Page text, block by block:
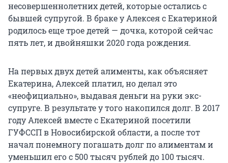
несовершеннолетних детей, которые остались с
бывшей супругой. В браке у Алексея с Екатериной
родилось еще трое детей — дочка, которой сейчас
пять лет, и двойняшки 2020 года рождения.
На первых двух детей алименты, как объясняет
Екатерина, Алексей платил, но делал это
«неофициально», выдавая деньги на руки экс-
супруге. В результате у того накопился долг. В 2017
году Алексей вместе с Екатериной посетили
ГУФССП в Новосибирской области, а после тот
начал понемногу погашать долг по алиментам и
уменьшил его с 500 тысяч рублей до 100 тысяч.